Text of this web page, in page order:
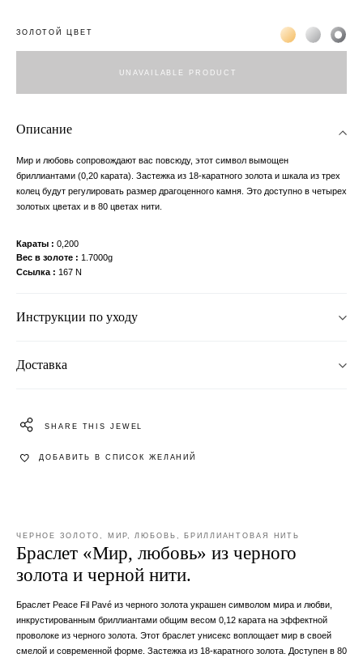
ЗОЛОТОЙ ЦВЕТ Жёлтое золото
Белое
UNAVAILABLE PRODUCT
Описание
Мир и любовь сопровождают вас повсюду, этот символ вымощен
бриллиантами (0,20 карата). Застежка из 18-каратного золота и шкала из трех
колец будут регулировать размер драгоценного камня. Это доступно в четырех
золотых цветах и ​​в 80 цветах нити.
Караты
0,200
Вес в золоте
1.7000g
Ссылка
167 N
Инструкции по уходу
Доставка
SHARE THIS JEWEL
ДОБАВИТЬ В СПИСОК ЖЕЛАНИЙ
ЧЕРНОЕ ЗОЛОТО, МИР, ЛЮБОВЬ, БРИЛЛИАНТОВАЯ НИТЬ
Браслет «Мир, любовь» из черного
золота и черной нити.
Браслет Peace Fil Pavé из черного золота украшен символом мира и любви,
инкрустированным бриллиантами общим весом 0,12 карата на эффектной
проволоке из черного золота. Этот браслет унисекс воплощает мир в своей
смелой и современной форме. Застежка из 18-каратного золота. Доступен в 80